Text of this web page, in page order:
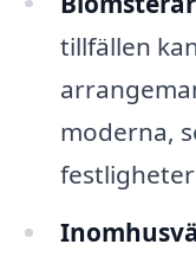
tillfällen
moderna,